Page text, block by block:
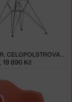
EAMES DAR, CELOPOLSTROVANÁ
, 19 890 Kč